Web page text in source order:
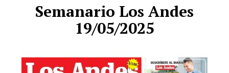
Semanario Los Andes
19/05/2025